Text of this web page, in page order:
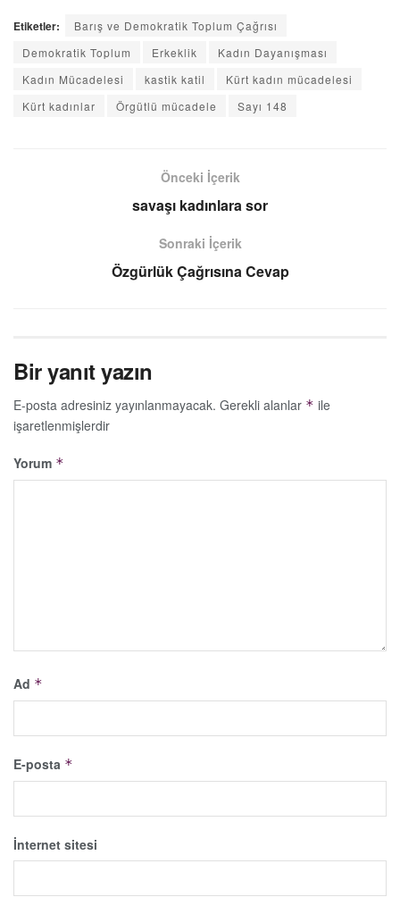
Etiketler:
Barış ve Demokratik Toplum Çağrısı
Demokratik Toplum
Erkeklik
Kadın Dayanışması
Kadın Mücadelesi
kastik katil
Kürt kadın mücadelesi
Kürt kadınlar
Örgütlü mücadele Sayı 148
Önceki İçerik
savaşı kadınlara sor
Sonraki İçerik
Özgürlük Çağrısına Cevap
Bir yanıt yazın
E-posta adresiniz yayınlanmayacak. Gerekli alanlar * ile
işaretlenmişlerdir
Yorum *
Ad *
E-posta *
İnternet sitesi